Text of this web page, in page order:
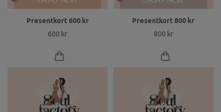
Presentkort 600 kr
600 kr
Presentkort 800 kr
800 kr